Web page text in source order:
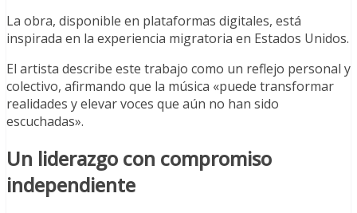
La obra, disponible en plataformas digitales, está
inspirada en la experiencia migratoria en Estados Unidos.
El artista describe este trabajo como un reflejo personal y
colectivo, afirmando que la música «puede transformar
realidades y elevar voces que aún no han sido
escuchadas».
Un liderazgo con compromiso
independiente